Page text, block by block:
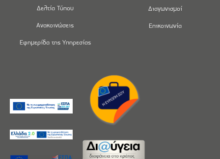
Δελτία Τύπου
Ανακοινώσεις
Εφημερίδα της Υπηρεσίας
Διαγωνισμοί
Επικοινωνία